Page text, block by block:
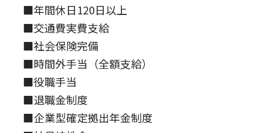
■年間休日120日以上
■交通費実費支給
■社会保険完備
■時間外手当（全額支給）
■役職手当
■退職金制度
■企業型確定拠出年金制度